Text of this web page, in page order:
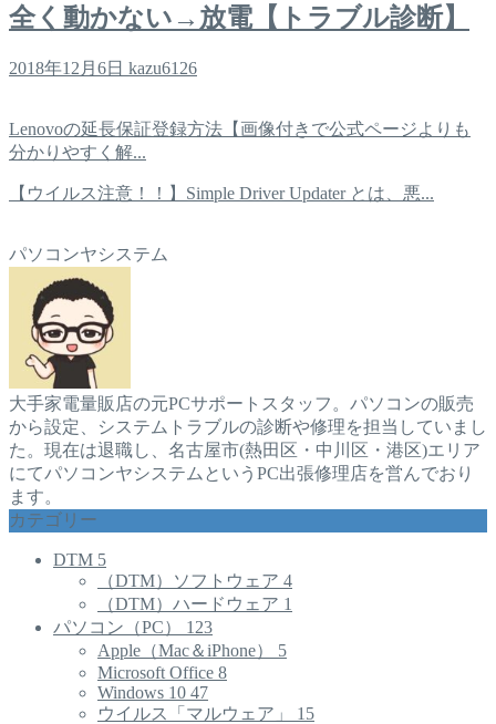
全く動かない→放電【トラブル診断】
2018年12月6日 kazu6126
Lenovoの延長保証登録方法【画像付きで公式ページよりも
分かりやすく解...
【ウイルス注意！！】Simple Driver Updater とは、悪...
パソコンヤシステム
大手家電量販店の元PCサポートスタッフ。パソコンの販売
から設定、システムトラブルの診断や修理を担当していまし
た。現在は退職し、名古屋市(熱田区・中川区・港区)エリア
にてパソコンヤシステムというPC出張修理店を営んでおり
ます。
カテゴリー
DTM 5
（DTM）ソフトウェア 4
（DTM）ハードウェア 1
パソコン（PC） 123
Apple（Mac＆iPhone） 5
Microsoft Office 8
Windows 10 47
ウイルス「マルウェア」 15